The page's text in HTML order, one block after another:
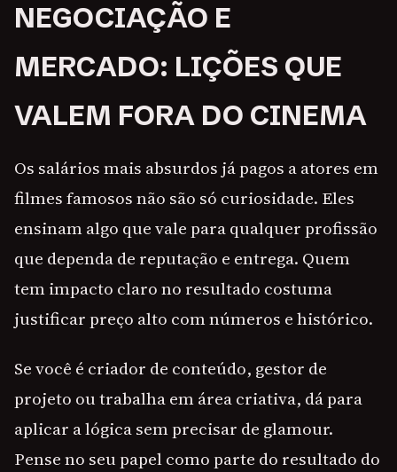
NEGOCIAÇÃO E
MERCADO: LIÇÕES QUE
VALEM FORA DO CINEMA
Os salários mais absurdos já pagos a atores em
filmes famosos não são só curiosidade. Eles
ensinam algo que vale para qualquer profissão
que dependa de reputação e entrega. Quem
tem impacto claro no resultado costuma
justificar preço alto com números e histórico.
Se você é criador de conteúdo, gestor de
projeto ou trabalha em área criativa, dá para
aplicar a lógica sem precisar de glamour.
Pense no seu papel como parte do resultado do